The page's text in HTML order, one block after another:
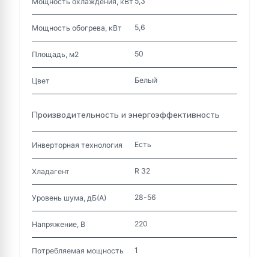
Мощность обогрева, кВт 5,6
Площадь, м2 50
Цвет Белый
Производительность и энергоэффективность
Инверторная технология Есть
Хладагент R 32
Уровень шума, дБ(А) 28-56
Напряжение, В 220
Потребляемая мощность
1